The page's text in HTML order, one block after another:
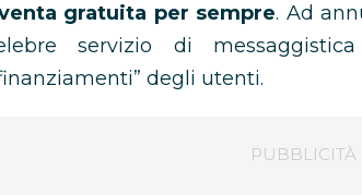
gratuita per sempre. Ad
servizio di
degli utenti.